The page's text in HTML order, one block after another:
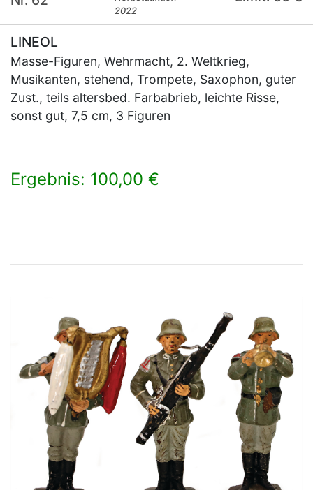
2022
LINEOL
Masse-Figuren, Wehrmacht, 2. Weltkrieg,
Musikanten, stehend, Trompete, Saxophon, guter
Zust., teils altersbed. Farbabrieb, leichte Risse,
sonst gut, 7,5 cm, 3 Figuren
Ergebnis: 100,00 €